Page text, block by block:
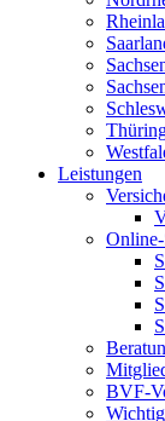
Leistungen
BVF-